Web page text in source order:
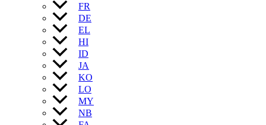
FR
DE
EL
HI
ID
JA
KO
LO
MY
NB